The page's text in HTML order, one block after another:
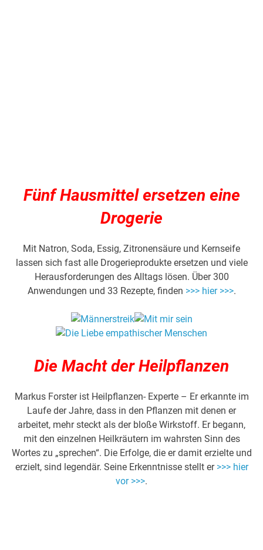
Fünf Hausmittel ersetzen eine
Drogerie
Mit Natron, Soda, Essig, Zitronensäure und Kernseife
lassen sich fast alle Drogerieprodukte ersetzen und viele
Herausforderungen des Alltags lösen. Über 300
Anwendungen und 33 Rezepte, finden >>> hier >>>.
Die Macht der Heilpflanzen
Markus Forster ist Heilpflanzen- Experte – Er erkannte im
Laufe der Jahre, dass in den Pflanzen mit denen er
arbeitet, mehr steckt als der bloße Wirkstoff. Er begann,
mit den einzelnen Heilkräutern im wahrsten Sinn des
Wortes zu „sprechen“. Die Erfolge, die er damit erzielte und
erzielt, sind legendär. Seine Erkenntnisse stellt er >>> hier
vor >>>.